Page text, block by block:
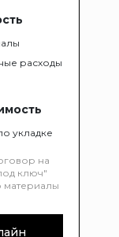
расходы
укладке
на
ключ"
материалы